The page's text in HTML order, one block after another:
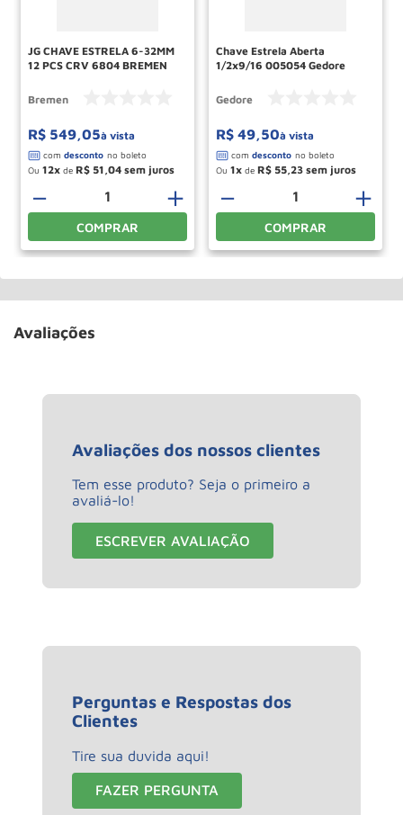
JG CHAVE ESTRELA 6-32MM
12 PCS CRV 6804 BREMEN
Bremen
R$ 549,05à vista
Ou 12 de R$ 51,04
＋
－
COMPRAR
Chave Estrela Aberta
1/2x9/16 005054 Gedore
Gedore
R$ 49,50à vista
Ou 1 de R$ 55,23
＋
－
COMPRAR
Avaliações
Avaliações dos nossos clientes
Tem esse produto? Seja o primeiro a
avaliá-lo!
ESCREVER AVALIAÇÃO
Perguntas e Respostas dos
Clientes
Tire sua duvida aqui!
FAZER PERGUNTA